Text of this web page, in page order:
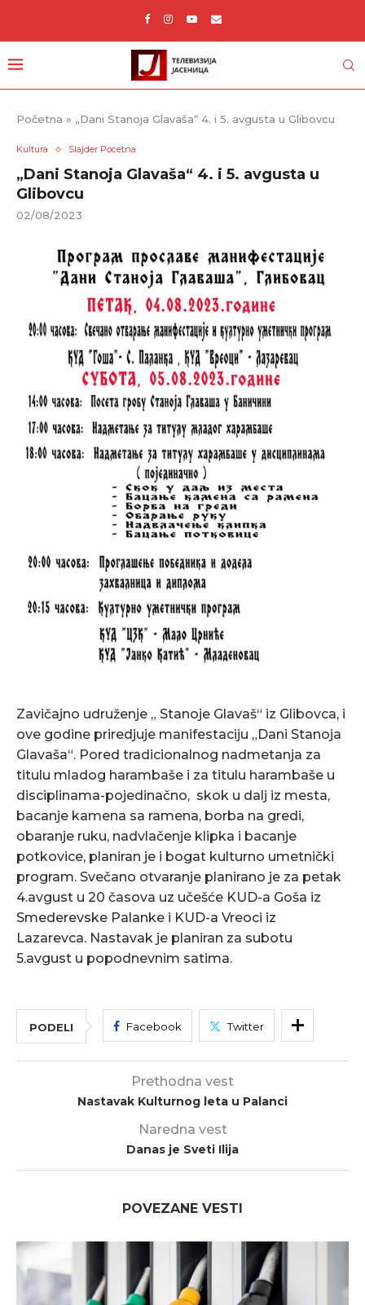
Početna » „Dani Stanoja Glavaša“ 4. i 5. avgusta u Glibovcu
Kultura Slajder Pocetna
„Dani Stanoja Glavaša“ 4. i 5. avgusta u
Glibovcu
02/08/2023
Zavičajno udruženje „ Stanoje Glavaš“ iz Glibovca, i
ove godine priredjuje manifestaciju „Dani Stanoja
Glavaša“. Pored tradicionalnog nadmetanja za
titulu mladog harambaše i za titulu harambaše u
disciplinama-pojedinačno, skok u dalj iz mesta,
bacanje kamena sa ramena, borba na gredi,
obaranje ruku, nadvlačenje klipka i bacanje
potkovice, planiran je i bogat kulturno umetnički
program. Svečano otvaranje planirano je za petak
4.avgust u 20 časova uz učešće KUD-a Goša iz
Smederevske Palanke i KUD-a Vreoci iz
Lazarevca. Nastavak je planiran za subotu
5.avgust u popodnevnim satima.
PODELI Facebook Twitter
Prethodna vest
Nastavak Kulturnog leta u Palanci
Naredna vest
Danas je Sveti Ilija
POVEZANE VESTI